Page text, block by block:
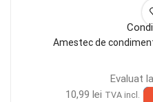
Amestec de
Evaluat la
10,99 lei TVA incl.